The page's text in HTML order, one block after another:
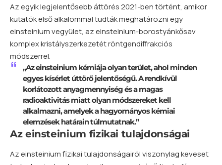
Az egyik legjelentősebb áttörés 2021-ben történt, amikor
kutatók első alkalommal tudták meghatározni egy
einsteiniumvegyület, az einsteinium-borostyánkősav
komplex kristályszerkezetét röntgendiffrakciós
módszerrel.
„Az einsteinium kémiája olyan terület, ahol minden
egyes kísérlet úttörő jelentőségű. A rendkívül
korlátozott anyagmennyiség és a magas
radioaktivitás miatt olyan módszereket kell
alkalmazni, amelyek a hagyományos kémiai
elemzések határain túlmutatnak.”
Az einsteinium fizikai tulajdonságai
Az einsteinium fizikai tulajdonságairól viszonylag keveset